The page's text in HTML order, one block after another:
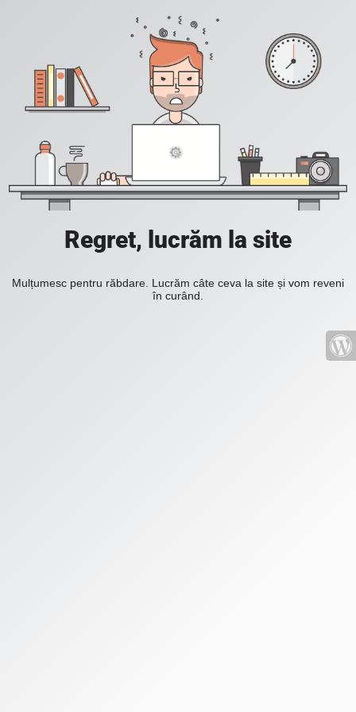
Regret, lucrăm la site
Mulțumesc pentru răbdare. Lucrăm câte ceva la site și vom reveni
în curând.